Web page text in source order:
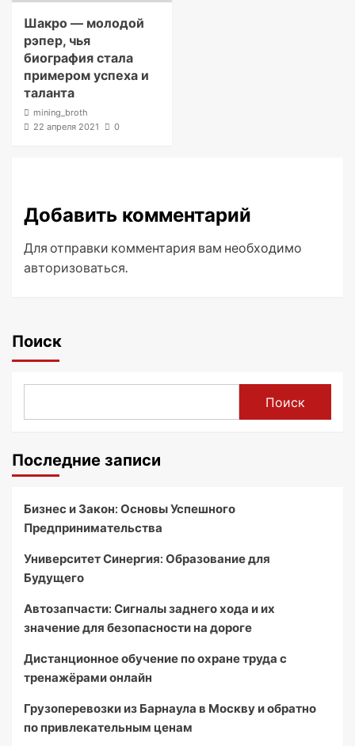
Шакро — молодой
рэпер, чья
биография стала
примером успеха и
таланта
mining_broth
22 апреля 2021
0
Добавить комментарий
Для отправки комментария вам необходимо
авторизоваться.
Поиск
Поиск
Последние записи
Бизнес и Закон: Основы Успешного
Предпринимательства
Университет Синергия: Образование для
Будущего
Автозапчасти: Сигналы заднего хода и их
значение для безопасности на дороге
Дистанционное обучение по охране труда с
тренажёрами онлайн
Грузоперевозки из Барнаула в Москву и обратно
по привлекательным ценам